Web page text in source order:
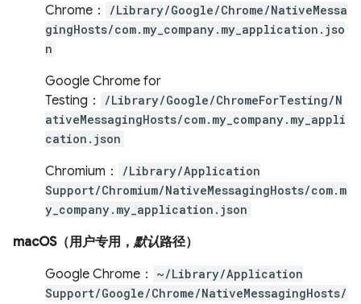
Chrome：
/Library/Google/Chrome/NativeMessa
gingHosts/com.my_company.my_application.jso
n
Google Chrome for
Testing：
/Library/Google/ChromeForTesting/N
ativeMessagingHosts/com.my_company.my_appli
cation.json
Chromium：
/Library/Application
Support/Chromium/NativeMessagingHosts/com.m
y_company.my_application.json
macOS（用户专用， 默认路径）
Google Chrome：
~/Library/Application
Support/Google/Chrome/NativeMessagingHosts/